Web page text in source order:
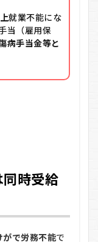
就業不能にな
当（雇用保
病手当金等と
時受給
がで労務不能で